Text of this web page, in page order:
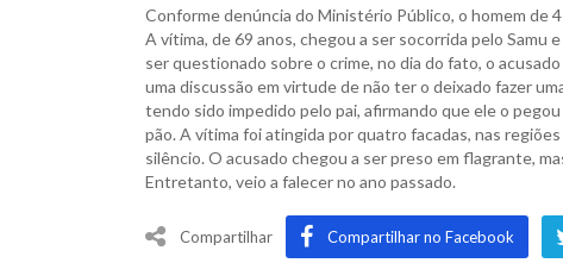
Conforme denúncia do Ministério Público, o homem de
A vítima, de 69 anos, chegou a ser socorrida pelo Samu
ser questionado sobre o crime, no dia do fato, o
uma discussão em virtude de não ter o deixado fazer
tendo sido impedido pelo pai, afirmando que ele o
pão. A vítima foi atingida por quatro facadas, nas
silêncio. O acusado chegou a ser preso em flagrante,
Entretanto, veio a falecer no ano passado.
Compartilhar Compartilhar no Facebook